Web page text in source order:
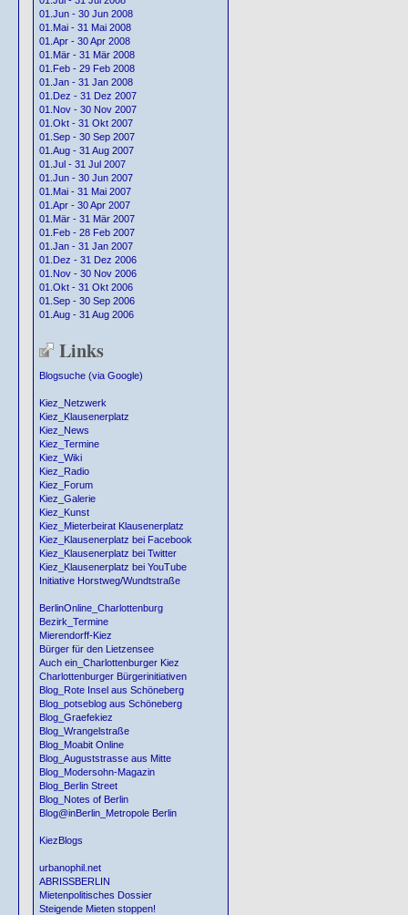
01.Jun - 30 Jun 2008
01.Mai - 31 Mai 2008
01.Apr - 30 Apr 2008
01.Mär - 31 Mär 2008
01.Feb - 29 Feb 2008
01.Jan - 31 Jan 2008
01.Dez - 31 Dez 2007
01.Nov - 30 Nov 2007
01.Okt - 31 Okt 2007
01.Sep - 30 Sep 2007
01.Aug - 31 Aug 2007
01.Jul - 31 Jul 2007
01.Jun - 30 Jun 2007
01.Mai - 31 Mai 2007
01.Apr - 30 Apr 2007
01.Mär - 31 Mär 2007
01.Feb - 28 Feb 2007
01.Jan - 31 Jan 2007
01.Dez - 31 Dez 2006
01.Nov - 30 Nov 2006
01.Okt - 31 Okt 2006
01.Sep - 30 Sep 2006
01.Aug - 31 Aug 2006
Links
Blogsuche (via Google)
Kiez_Netzwerk
Kiez_Klausenerplatz
Kiez_News
Kiez_Termine
Kiez_Wiki
Kiez_Radio
Kiez_Forum
Kiez_Galerie
Kiez_Kunst
Kiez_Mieterbeirat Klausenerplatz
Kiez_Klausenerplatz bei Facebook
Kiez_Klausenerplatz bei Twitter
Kiez_Klausenerplatz bei YouTube
Initiative Horstweg/Wundtstraße
BerlinOnline_Charlottenburg
Bezirk_Termine
Mierendorff-Kiez
Bürger für den Lietzensee
Auch ein_Charlottenburger Kiez
Charlottenburger Bürgerinitiativen
Blog_Rote Insel aus Schöneberg
Blog_potseblog aus Schöneberg
Blog_Graefekiez
Blog_Wrangelstraße
Blog_Moabit Online
Blog_Auguststrasse aus Mitte
Blog_Modersohn-Magazin
Blog_Berlin Street
Blog_Notes of Berlin
Blog@inBerlin_Metropole Berlin
KiezBlogs
urbanophil.net
ABRISSBERLIN
Mietenpolitisches Dossier
Steigende Mieten stoppen!